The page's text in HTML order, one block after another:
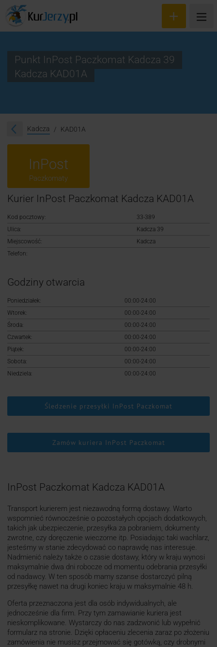
Śledzenie przesyłki
Punkt InPost Paczkomat Kadcza 39
Kadcza KAD01A
Kadcza KAD01A
InPost
Paczkomaty
Kurier InPost Paczkomat Kadcza KAD01A
Kod pocztowy:
33-389
Ulica:
Kadcza 39
Miejscowość:
Kadcza
Telefon:
Godziny otwarcia
Poniedziałek:
00:00-24:00
Wtorek:
00:00-24:00
Środa:
00:00-24:00
Czwartek:
00:00-24:00
Piątek:
00:00-24:00
Sobota:
00:00-24:00
Niedziela:
00:00-24:00
Śledzenie przesyłki InPost Paczkomat
Zamów kuriera InPost Paczkomat
InPost Paczkomat Kadcza KAD01A
Transport kurierem jest niezawodną formą dostawy. Warto
wspomnieć równocześnie o pozostałych opcjach dodatkowych,
takich jak ubezpieczenie, przesyłka za pobraniem, dokumenty
zwrotne, czy doręczenie wieczorne itp. Posiadając taki wachlarz,
jesteśmy w stanie zdecydować co naprawdę nas interesuje.
Nadmienić należy także o czasie dostawy, który w kraju wynosi
maksymalnie dwa dni robocze od momentu odebrania przesyłki
od nadawcy. W ten sposób mamy szanse dostarczyć pilną
przesyłkę nawet na drugi koniec kraju w maksymalnie 48 h.
Oferta przeznaczona jest dla osób indywidualnych, ale
jednocześnie dla firm. Przy tym zamawianie kuriera jest
nieskomplikowane. Wystarczy do nas zadzwonić lub wypełnić
formularz na stronie. Dzięki opłaceniu zlecenia zaraz po złożeniu
zamówienia nie musisz przejmować się gotówką, czy drobnymi